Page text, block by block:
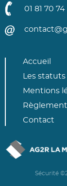
01 81 70
Accueil
Les
Mentions
Contact
Sécurité